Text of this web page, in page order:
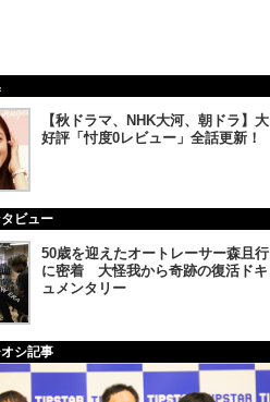
【秋ドラマ、NHK大河、朝ドラ】大
好評「忖度0レビュー」全話更新！
ビュー
50歳を迎えたオートレーサー森且行
に密着 大怪我から奇跡の復活ドキ
ュメンタリー
シ記事